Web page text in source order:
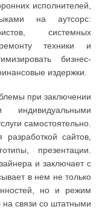
исполнителей,
на аутсорс:
системных
техники и
бизнес-
издержки.
при заключении
самостоятельно.
сайтов,
презентации.
и заключает с
в нем не только
но и режим
на связи со штатными